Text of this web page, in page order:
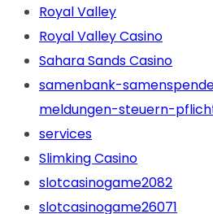
Royal Valley
Royal Valley Casino
Sahara Sands Casino
samenbank-
meldungen-steuern-
services
Slimking Casino
slotcasinogame2082
slotcasinogame26071